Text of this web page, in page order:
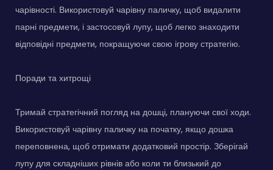
чарівності. Використовуй чарівну паличку, щоб видалити
парні предмети, і застосовуй лупу, щоб легко знаходити
відповідні предмети, покращуючи свою ігрову стратегію.
Поради та хитрощі
Тримай стратегічний погляд на дошці, плануючи свої ходи.
Використовуй чарівну паличку на початку, якщо дошка
переповнена, щоб отримати додатковий простір. Зберігай
лупу для складніших рівнів або коли ти близький до